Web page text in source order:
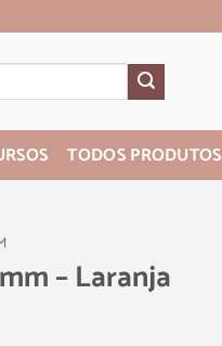
TODOS PRODUTOS
– Laranja